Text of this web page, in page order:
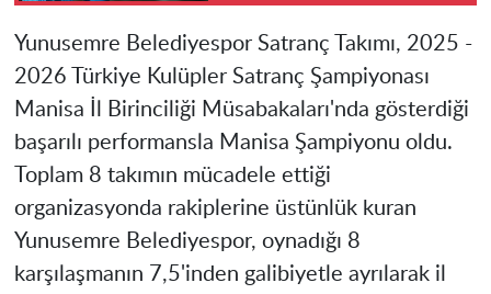
Yunusemre Belediyespor Satranç Takımı, 2025 -
2026 Türkiye Kulüpler Satranç Şampiyonası
Manisa İl Birinciliği Müsabakaları'nda gösterdiği
başarılı performansla Manisa Şampiyonu oldu.
Toplam 8 takımın mücadele ettiği
organizasyonda rakiplerine üstünlük kuran
Yunusemre Belediyespor, oynadığı 8
karşılaşmanın 7,5'inden galibiyetle ayrılarak il